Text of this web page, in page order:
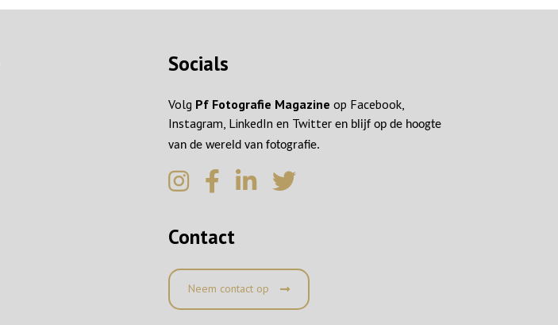
Socials
Volg Pf Fotografie Magazine op Facebook,
Instagram, LinkedIn en Twitteren blijf op de hoogte
van de wereld van fotografie.
Contact
Neem contact op